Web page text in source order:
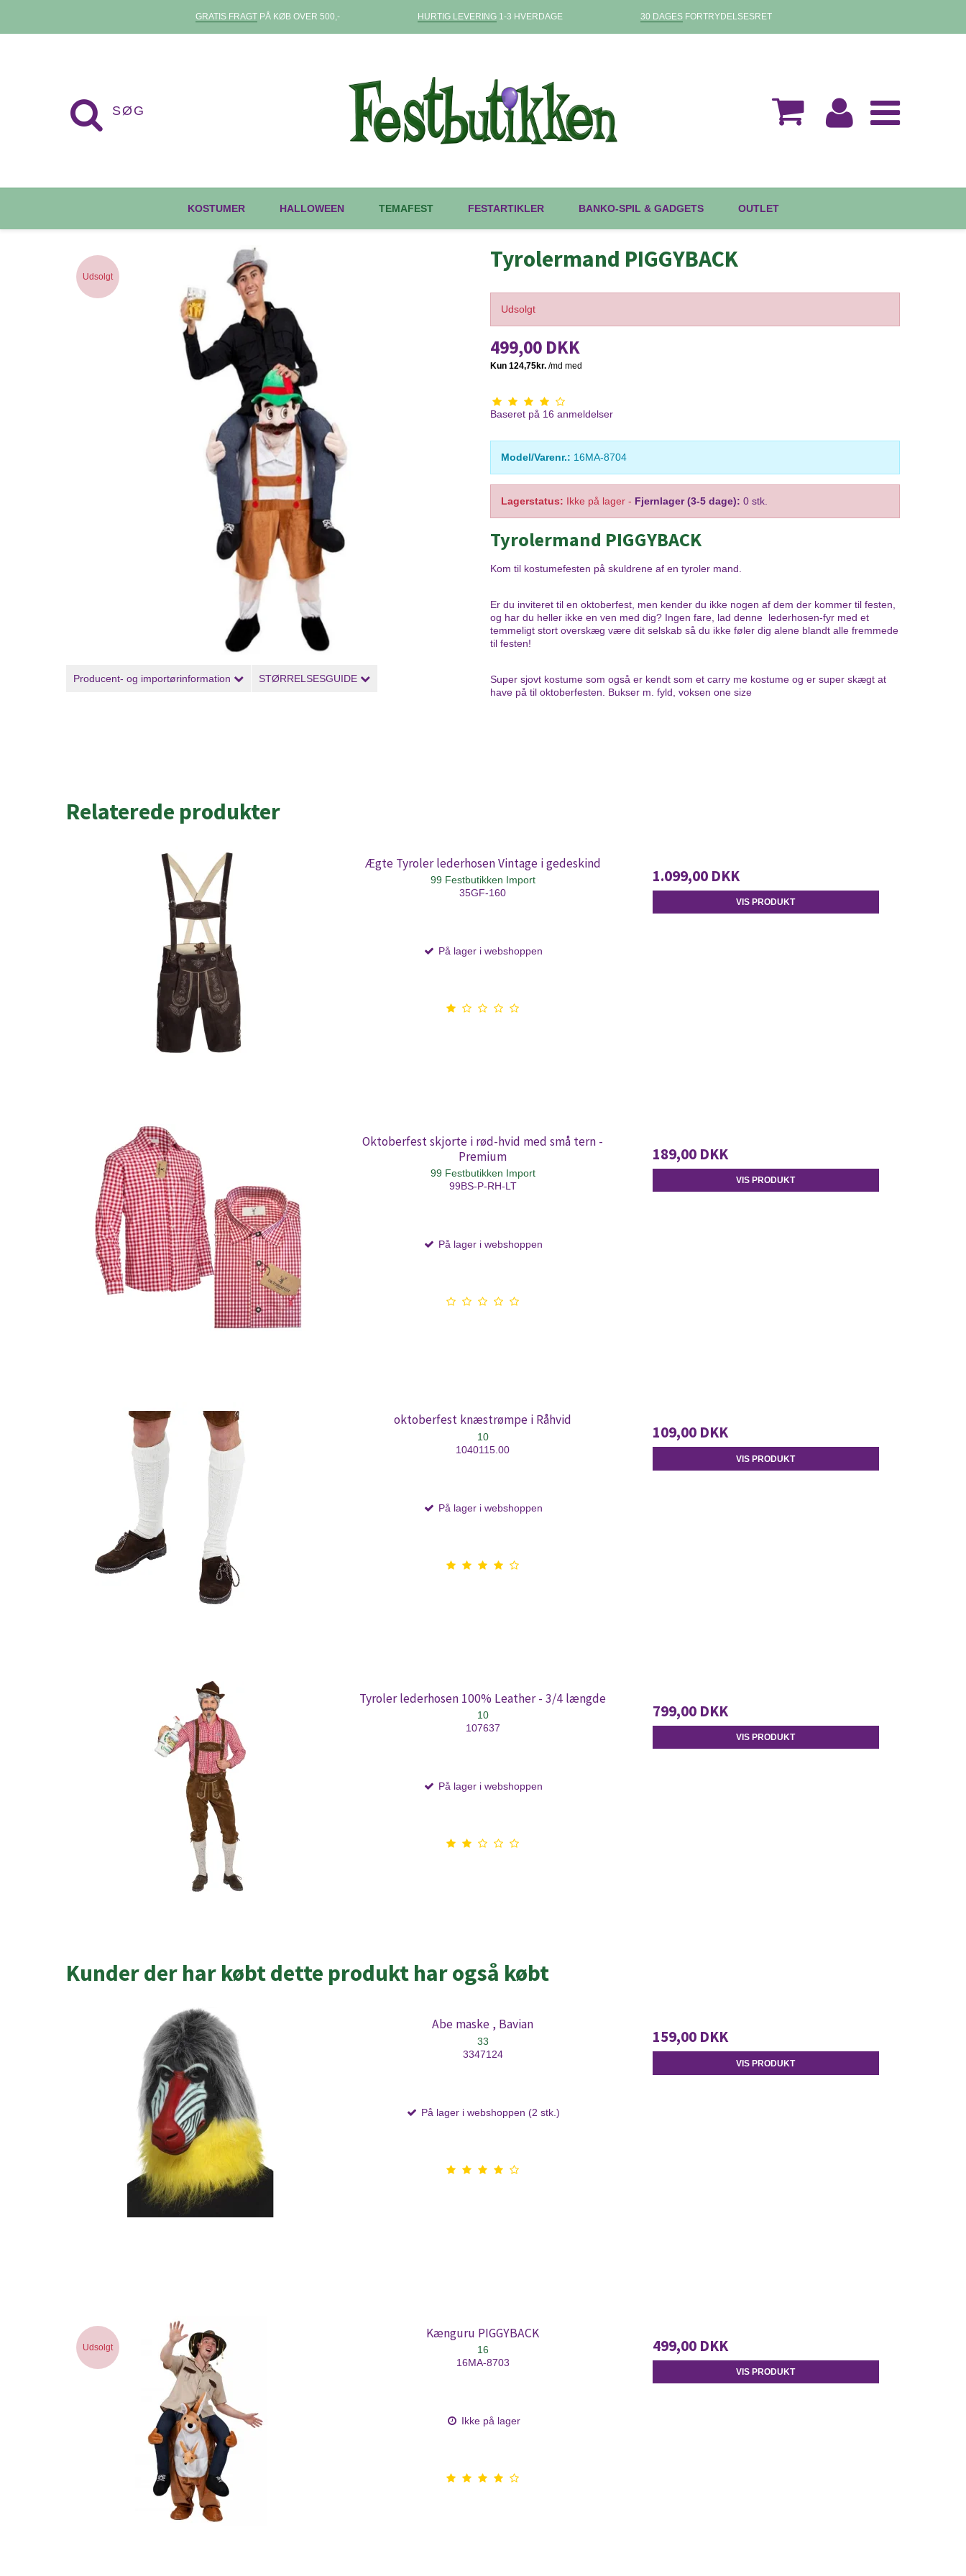
GRATIS FRAGTPÅ KØB OVER 500,- HURTIG LEVERING1-3 HVERDAGE 30 DAGESFORTRYDELSESRET
KOSTUMER HALLOWEEN TEMAFEST FESTARTIKLER BANKO-SPIL & GADGETS OUTLET
Udsolgt
Producent- og importørinformation STØRRELSESGUIDE
Tyrolermand PIGGYBACK
Udsolgt
499,00 DKK
Baseret på 16 anmeldelser
Model/Varenr.: 16MA-8704
Lagerstatus: Ikke på lager - Fjernlager (3-5 dage): 0 stk.
Tyrolermand PIGGYBACK
Kom til kostumefesten på skuldrene af en tyroler mand.
Er du inviteret til en oktoberfest, men kender du ikke nogen af dem der kommer til festen,
og har du heller ikke en ven med dig? Ingen fare, lad denne lederhosen-fyr med et
temmeligt stort overskæg være dit selskab så du ikke føler dig alene blandt alle fremmede
til festen!
Super sjovt kostume som også er kendt som et carry me kostume og er super skægt at
have på til oktoberfesten. Bukser m. fyld, voksen one size
Relaterede produkter
Ægte Tyroler lederhosen Vintage i gedeskind
99 Festbutikken Import
35GF-160
På lager i webshoppen
1.099,00 DKK
VIS PRODUKT
Oktoberfest skjorte i rød-hvid med små tern -
Premium
99 Festbutikken Import
99BS-P-RH-LT
På lager i webshoppen
189,00 DKK
VIS PRODUKT
oktoberfest knæstrømpe i Råhvid
10
1040115.00
På lager i webshoppen
109,00 DKK
VIS PRODUKT
Tyroler lederhosen 100% Leather - 3/4 længde
10
107637
På lager i webshoppen
799,00 DKK
VIS PRODUKT
Kunder der har købt dette produkt har også købt
Abe maske , Bavian
33
3347124
På lager i webshoppen (2 stk.)
159,00 DKK
VIS PRODUKT
Udsolgt
Kænguru PIGGYBACK
16
16MA-8703
Ikke på lager
499,00 DKK
VIS PRODUKT